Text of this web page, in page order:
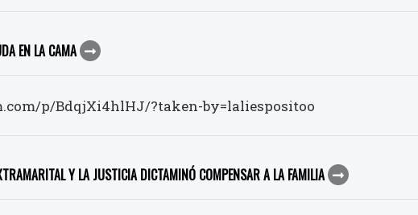
EN LA CAMA
p/BdqjXi4hlHJ/?taken-by=laliespositoo
Y LA JUSTICIA DICTAMINÓ COMPENSAR A LA FAMILIA